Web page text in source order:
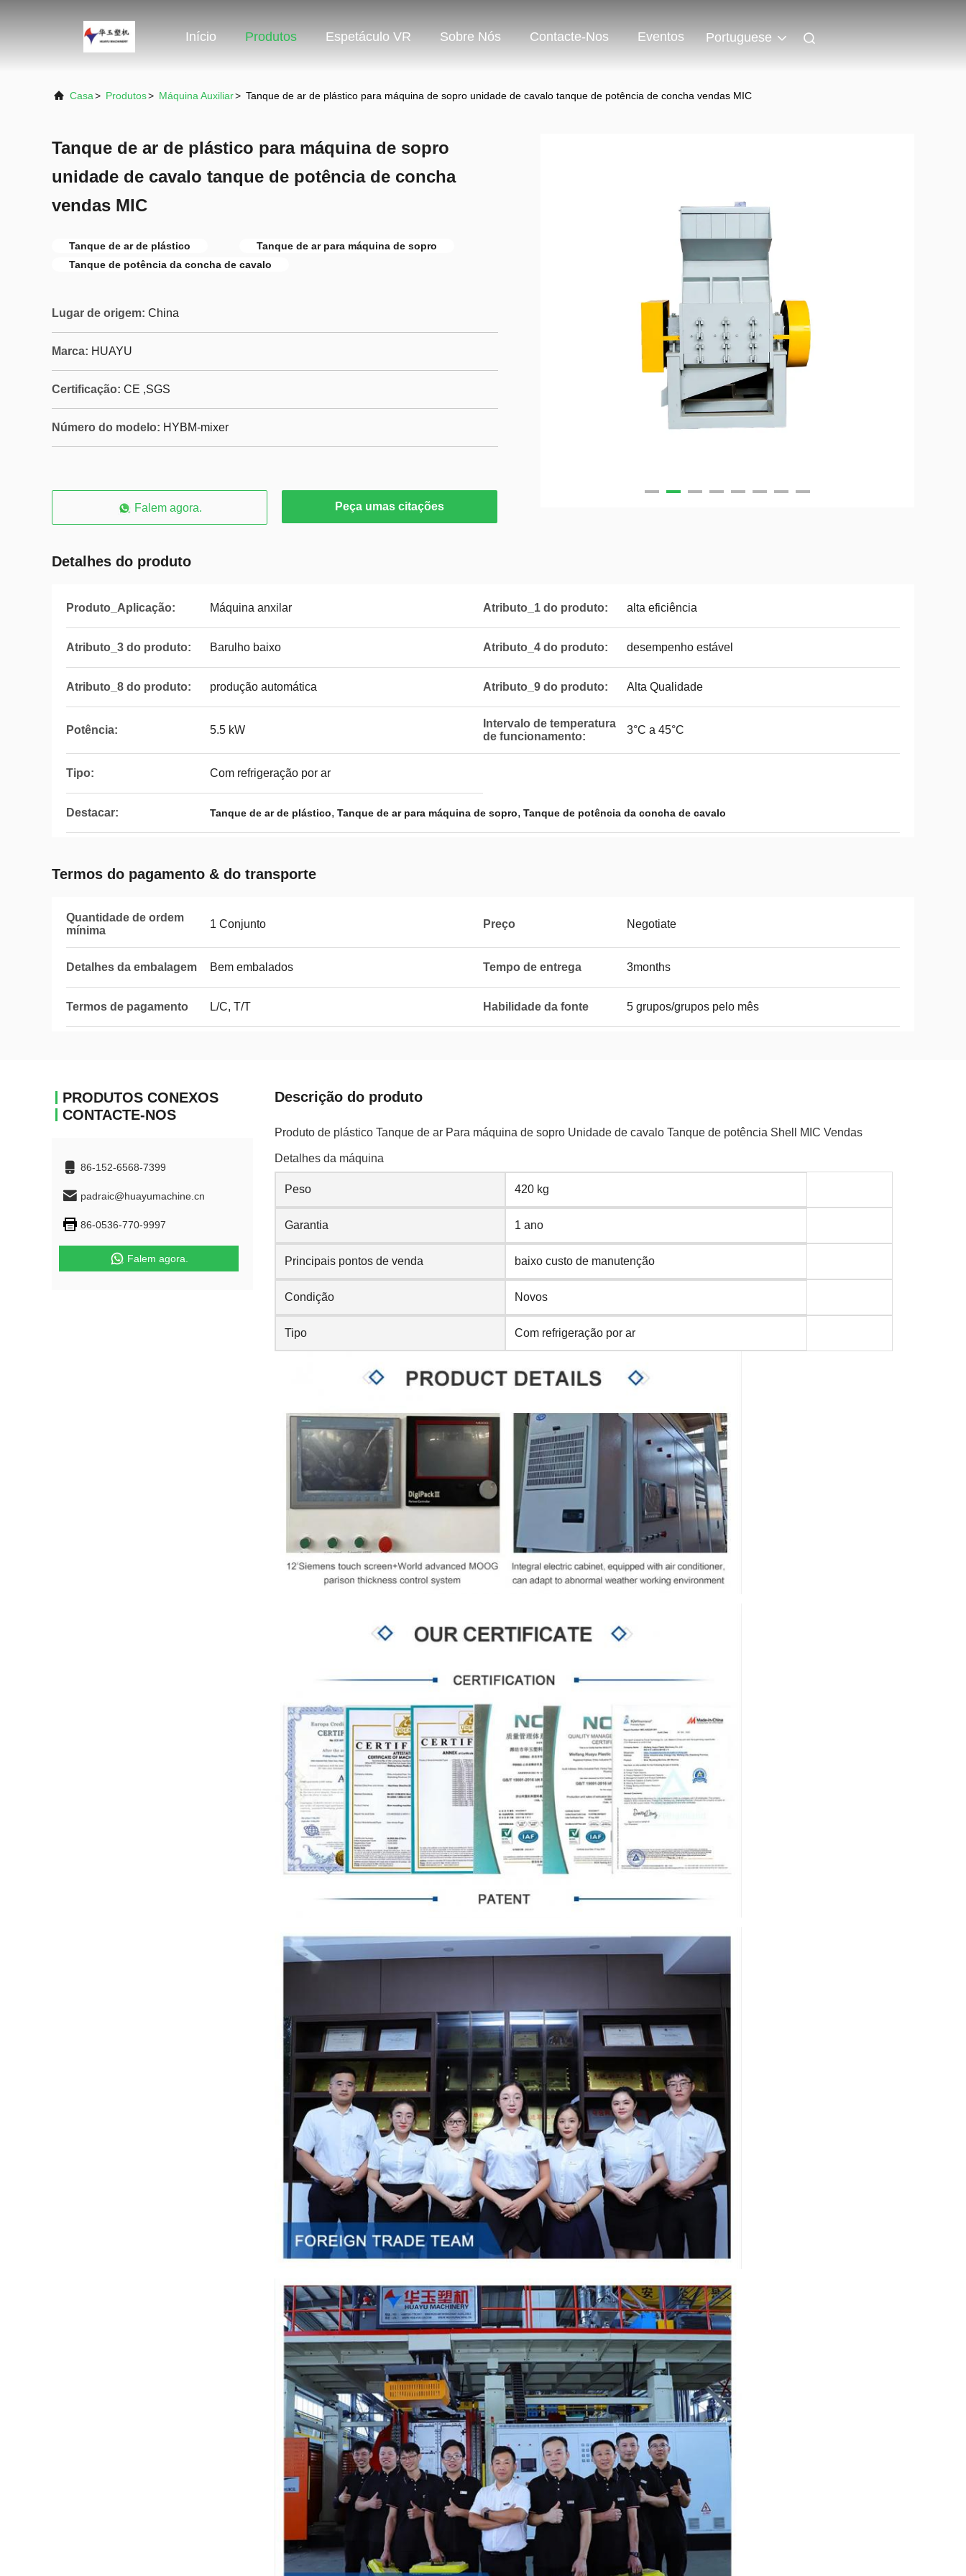
Início Produtos Espetáculo VR Sobre Nós Contacte-Nos Eventos Portuguese
Casa> Produtos> Máquina Auxiliar> Tanque de ar de plástico para máquina de sopro unidade de cavalo tanque de potência de concha vendas MIC
Tanque de ar de plástico para máquina de sopro
unidade de cavalo tanque de potência de concha
vendas MIC
Tanque de ar de plástico
Tanque de ar para máquina de sopro
Tanque de potência da concha de cavalo
Lugar de origem: China
Marca: HUAYU
Certificação: CE ,SGS
Número do modelo: HYBM-mixer
Falem agora. Peça umas citações
Detalhes do produto
Produto_Aplicação: Máquina anxilar Atributo_1 do produto: alta eficiência
Atributo_3 do produto: Barulho baixo Atributo_4 do produto: desempenho estável
Atributo_8 do produto: produção automática Atributo_9 do produto: Alta Qualidade
Potência: 5.5 kW
Intervalo de temperatura
de funcionamento:
3°C a 45°C
Tipo: Com refrigeração por ar
Destacar: Tanque de ar de plástico, Tanque de ar para máquina de sopro, Tanque de potência da concha de cavalo
Termos do pagamento & do transporte
Quantidade de ordem
mínima
1 Conjunto Preço Negotiate
Detalhes da embalagem Bem embalados Tempo de entrega 3months
Termos de pagamento L/C, T/T Habilidade da fonte 5 grupos/grupos pelo mês
PRODUTOS CONEXOS
CONTACTE-NOS
86-152-6568-7399
padraic@huayumachine.cn
86-0536-770-9997
Falem agora.
Descrição do produto
Produto de plástico Tanque de ar Para máquina de sopro Unidade de cavalo Tanque de potência Shell MIC Vendas
Detalhes da máquina
Peso 420 kg
Garantia 1 ano
Principais pontos de venda baixo custo de manutenção
Condição Novos
Tipo Com refrigeração por ar